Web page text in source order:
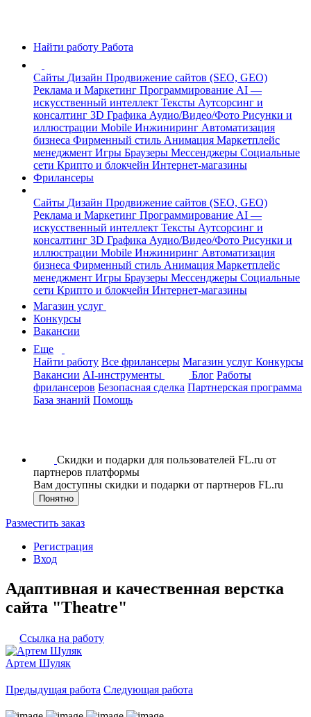
Найти работу Работа
Сайты Дизайн Продвижение сайтов (SEO, GEO)
Реклама и Маркетинг Программирование AI —
искусственный интеллект Тексты Аутсорсинг и
консалтинг 3D Графика Аудио/Видео/Фото Рисунки и
иллюстрации Mobile Инжиниринг Автоматизация
бизнеса Фирменный стиль Анимация Маркетплейс
менеджмент Игры Браузеры Мессенджеры Социальные
сети Крипто и блокчейн Интернет-магазины
Фрилансеры
Сайты Дизайн Продвижение сайтов (SEO, GEO)
Реклама и Маркетинг Программирование AI —
искусственный интеллект Тексты Аутсорсинг и
консалтинг 3D Графика Аудио/Видео/Фото Рисунки и
иллюстрации Mobile Инжиниринг Автоматизация
бизнеса Фирменный стиль Анимация Маркетплейс
менеджмент Игры Браузеры Мессенджеры Социальные
сети Крипто и блокчейн Интернет-магазины
Магазин услуг
Конкурсы
Вакансии
Еще
Найти работу Все фрилансеры Магазин услуг Конкурсы
Вакансии AI-инструменты Блог Работы
фрилансеров Безопасная сделка Партнерская программа
База знаний Помощь
Скидки и подарки для пользователей FL.ru от
партнеров платформы
Вам доступны скидки и подарки от партнеров FL.ru
Понятно
Разместить заказ
Регистрация
Вход
Адаптивная и качественная верстка
сайта "Theatre"
Ссылка на работу
Артем Шуляк
Предыдущая работа Следующая работа